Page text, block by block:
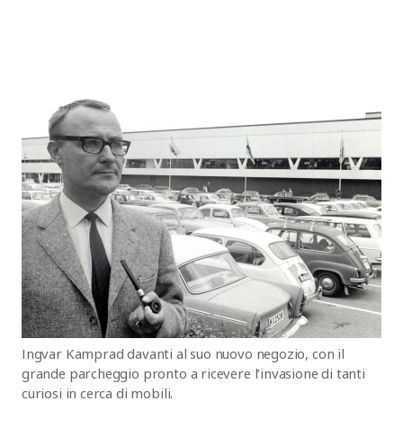
Ingvar Kamprad davanti al suo nuovo negozio, con il
grande parcheggio pronto a ricevere l’invasione di tanti
curiosi in cerca di mobili.